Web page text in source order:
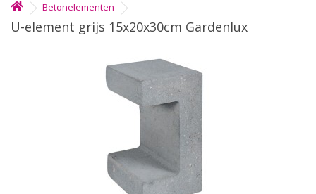
Betonelementen
U-element grijs 15x20x30cm Gardenlux